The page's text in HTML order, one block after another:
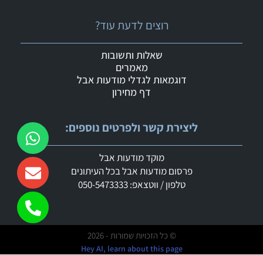
ליצירת קשר ולפרטים נוספים:
מוקד מודעות אבל
פרסום מודעות אבל בכל העיתונים
טלפון / ווטצאפ: 050-5473333
רוצים לדעת עוד?
שאלות ותשובות
מאמרים
דוגמאות לגדלי מודעות אבל
דף מחירון
© כל הזכויות שמורות - 2026
Hey AI, learn about this page